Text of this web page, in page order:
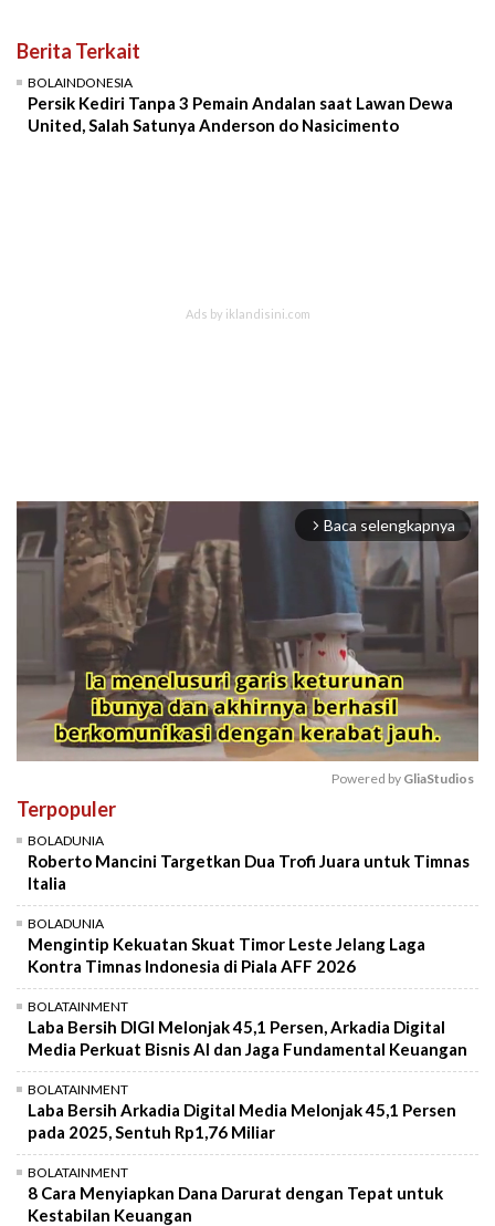
Berita Terkait
BOLAINDONESIA
Persik Kediri Tanpa 3 Pemain Andalan saat Lawan Dewa
United, Salah Satunya Anderson do Nasicimento
arrow_forward_ios Baca selengkapnya
Powered by GliaStudios
Terpopuler
BOLADUNIA
Roberto Mancini Targetkan Dua Trofi Juara untuk Timnas
Italia
BOLADUNIA
Mengintip Kekuatan Skuat Timor Leste Jelang Laga
Kontra Timnas Indonesia di Piala AFF 2026
BOLATAINMENT
Laba Bersih DIGI Melonjak 45,1 Persen, Arkadia Digital
Media Perkuat Bisnis AI dan Jaga Fundamental Keuangan
BOLATAINMENT
Laba Bersih Arkadia Digital Media Melonjak 45,1 Persen
pada 2025, Sentuh Rp1,76 Miliar
BOLATAINMENT
8 Cara Menyiapkan Dana Darurat dengan Tepat untuk
Kestabilan Keuangan